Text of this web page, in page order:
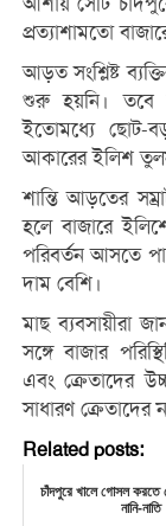
প্রত্যাশামতো
আড়ত সংশ্লিষ্ট
শুরু হয়নি। তবে
ইতোমধ্যে ছোট-
আকারের ইলিশ
শান্তি আড়তের
হলে বাজারে
পরিবর্তন আসতে
দাম বেশি।
মাছ ব্যবসায়ীরা
সঙ্গে বাজার
এবং ক্রেতাদের
সাধারণ ক্রেতাদের
Related posts:
চাঁদপুরে খালে গোসল করতে
নানি-নাতি